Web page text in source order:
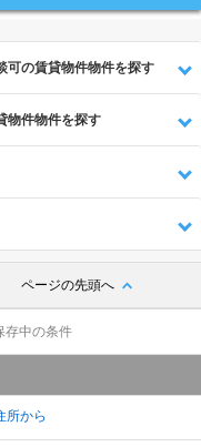
可の賃貸物件物件を探す
物件物件を探す
ページの先頭へ
存中の条件
所から